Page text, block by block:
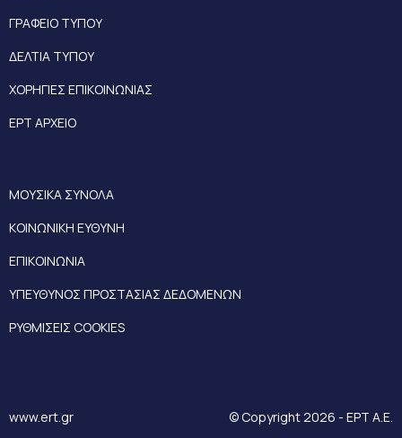
ΓΡΑΦΕΙΟ ΤΥΠΟΥ
ΔΕΛΤΙΑ ΤΥΠΟΥ
ΧΟΡΗΓΙΕΣ ΕΠΙΚΟΙΝΩΝΙΑΣ
ΕΡΤ ΑΡΧΕΙΟ
ΜΟΥΣΙΚΑ ΣΥΝΟΛΑ
ΚΟΙΝΩΝΙΚΗ ΕΥΘΥΝΗ
ΕΠΙΚΟΙΝΩΝΙΑ
ΥΠΕΥΘΥΝΟΣ ΠΡΟΣΤΑΣΙΑΣ ΔΕΔΟΜΕΝΩΝ
ΡΥΘΜΙΣΕΙΣ COOKIES
www.ert.gr © Copyright 2026 - ΕΡΤ Α.Ε.